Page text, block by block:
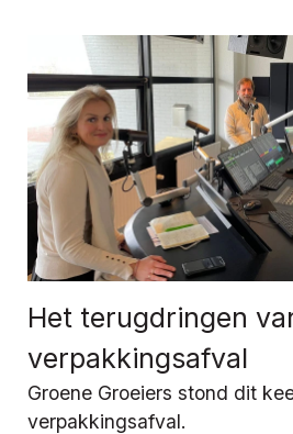
Het terugdringen
verpakkingsafval
Groene Groeiers stond dit
verpakkingsafval.